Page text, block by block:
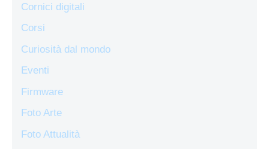
Cornici digitali
Corsi
Curiosità dal mondo
Eventi
Firmware
Foto Arte
Foto Attualità